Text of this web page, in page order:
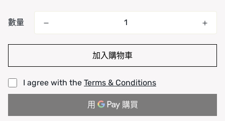
數量
加入購物車
I agree with the Terms & Conditions